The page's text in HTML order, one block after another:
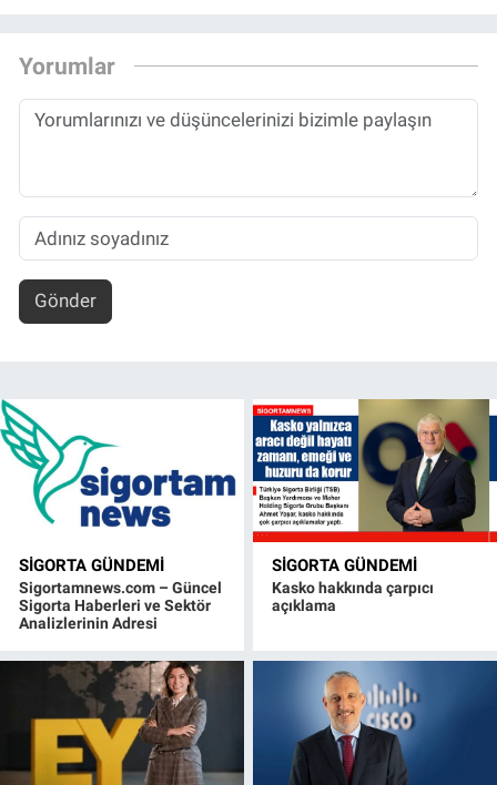
Yorumlar
Gönder
SIGORTA GÜNDEMI
Sigortamnews.com – Güncel
Sigorta Haberleri ve Sektör
Analizlerinin Adresi
SIGORTA GÜNDEMI
Kasko hakkında çarpıcı
açıklama